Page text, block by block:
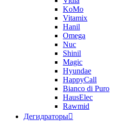
KoMo
Vitamix
Hanil
Omega
Nuc
Shinil
Magic
Hyundae
HappyCall
Bianco di Puro
HausElec
Rawmid
Дегидраторы